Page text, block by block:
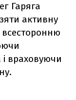
Гаряга
активну
всесторонню
і враховуючи